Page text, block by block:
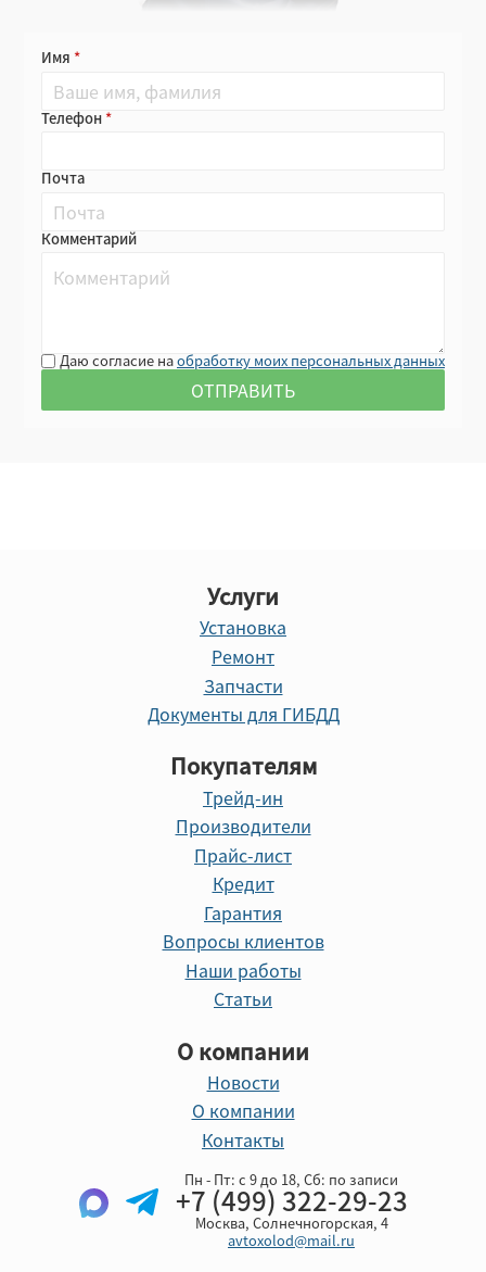
Имя
Телефон
Почта
Комментарий
Даю согласие наобработку моих персональных данных
Услуги
Установка
Ремонт
Запчасти
Документы для ГИБДД
Покупателям
Трейд-ин
Производители
Прайс-лист
Кредит
Гарантия
Вопросы клиентов
Наши работы
Статьи
О компании
Новости
О компании
Контакты
Пн - Пт: с 9 до 18, Cб: по записи
+7 (499) 322-29-23
Москва, Солнечногорская, 4
avtoxolod@mail.ru